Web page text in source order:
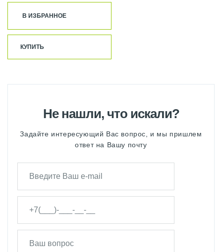
В ИЗБРАННОЕ
КУПИТЬ
Не нашли, что искали?
Задайте интересующий Вас вопрос, и мы пришлем
ответ на Вашу почту